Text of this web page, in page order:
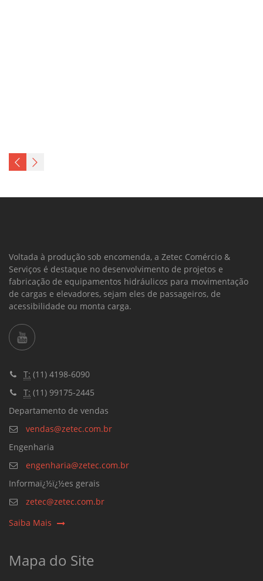
Voltada à produção sob encomenda, a Zetec Comércio &
Serviços é destaque no desenvolvimento de projetos e
fabricação de equipamentos hidráulicos para movimentação
de cargas e elevadores, sejam eles de passageiros, de
acessibilidade ou monta carga.
T: (11) 4198-6090
T: (11) 99175-2445
Departamento de vendas
vendas@zetec.com.br
Engenharia
engenharia@zetec.com.br
Informaï¿½ï¿½es gerais
zetec@zetec.com.br
Saiba Mais
Mapa do Site